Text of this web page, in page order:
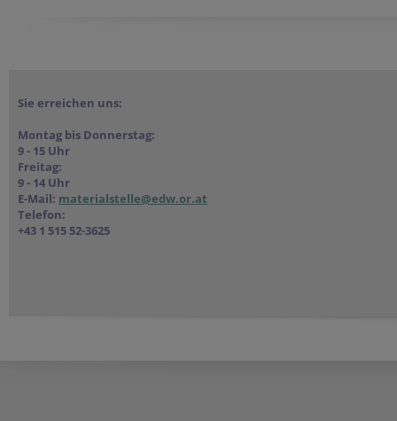
Sie erreichen uns:
Montag bis Donnerstag:
9 - 15 Uhr
Freitag:
9 - 14 Uhr
E-Mail: materialstelle@edw.or.at
Telefon:
+43 1 515 52-3625